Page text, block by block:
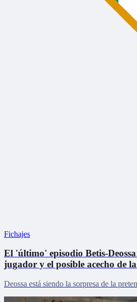
Fichajes
El 'último' episodio Betis-
jugador y el posible acecho de
Deossa está siendo la sorpresa de la